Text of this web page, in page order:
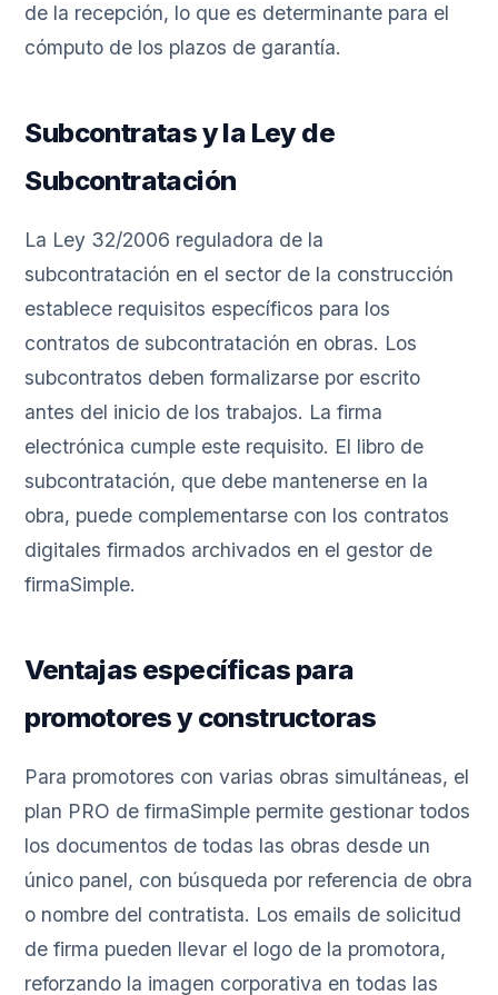
de la recepción, lo que es determinante para el
cómputo de los plazos de garantía.
Subcontratas y la Ley de
Subcontratación
La Ley 32/2006 reguladora de la
subcontratación en el sector de la construcción
establece requisitos específicos para los
contratos de subcontratación en obras. Los
subcontratos deben formalizarse por escrito
antes del inicio de los trabajos. La firma
electrónica cumple este requisito. El libro de
subcontratación, que debe mantenerse en la
obra, puede complementarse con los contratos
digitales firmados archivados en el gestor de
firmaSimple.
Ventajas específicas para
promotores y constructoras
Para promotores con varias obras simultáneas, el
plan PRO de firmaSimple permite gestionar todos
los documentos de todas las obras desde un
único panel, con búsqueda por referencia de obra
o nombre del contratista. Los emails de solicitud
de firma pueden llevar el logo de la promotora,
reforzando la imagen corporativa en todas las